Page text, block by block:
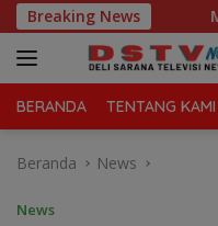
Langsung
ke
konten
Breaking NewsMahasiswa
BERANDA TENTANG KAMI
Beranda News
News